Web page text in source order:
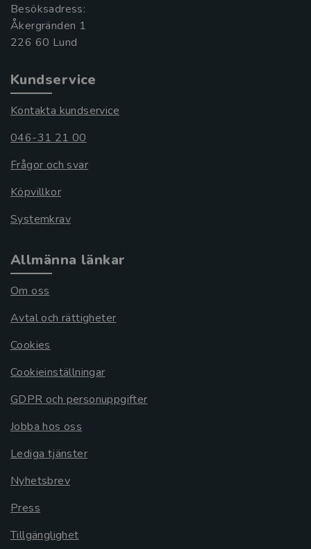
Besöksadress:
Åkergränden 1
Kundservice
Kontakta kundservice
046-31 21 00
Frågor och svar
Köpvillkor
Systemkrav
Allmänna länkar
Om oss
Avtal och rättigheter
Cookies
Cookieinställningar
GDPR och personuppgifter
Jobba hos oss
Lediga tjänster
Nyhetsbrev
Press
Tillgänglighet